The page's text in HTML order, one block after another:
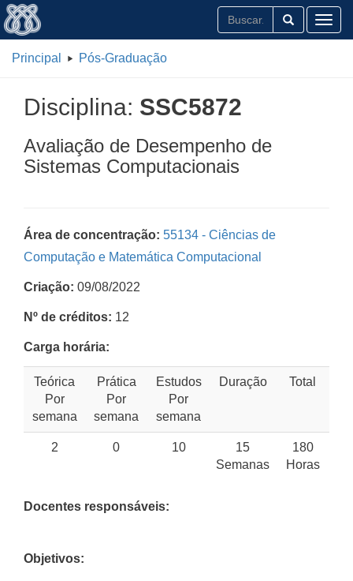
Principal Pós-Graduação
Disciplina: SSC5872
Avaliação de Desempenho de
Sistemas Computacionais
Área de concentração: 55134 - Ciências de
Computação e Matemática Computacional
Criação: 09/08/2022
Nº de créditos: 12
Carga horária:
Teórica
Por
semana
Prática
Por
semana
Estudos
Por
semana
Duração Total
2 0 10
15
Semanas
180
Horas
Docentes responsáveis:
Objetivos: